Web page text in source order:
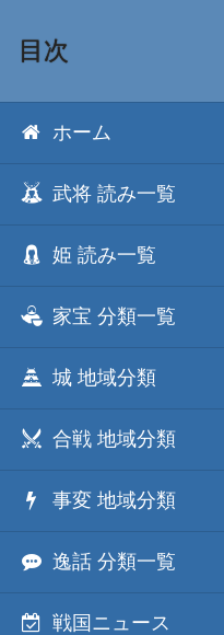
目次
ホーム
武将 読み一覧
姫 読み一覧
家宝 分類一覧
城 地域分類
合戦 地域分類
事変 地域分類
逸話 分類一覧
戦国ニュース